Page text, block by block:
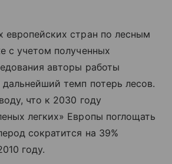
европейских стран по лесным
с учетом полученных
авторы работы
дальнейший темп потерь лесов.
что к 2030 году
легких» Европы поглощать
сократится на 39%
году.